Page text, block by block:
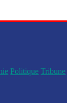
Politique Tribune